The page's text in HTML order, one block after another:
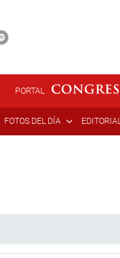
PORTAL
FOTOS DEL DÍA EDITORIAL